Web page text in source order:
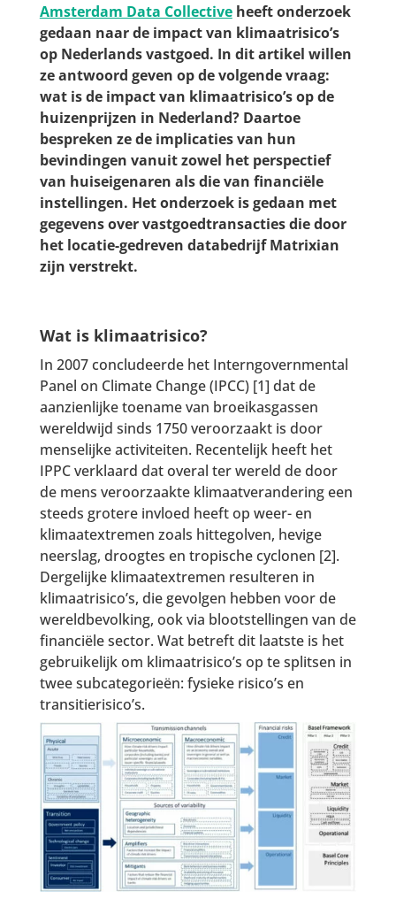
Amsterdam Data Collectiveheeft onderzoek
gedaan naar de impact van klimaatrisico’s
op Nederlands vastgoed. In dit artikel willen
ze antwoord geven op de volgende vraag:
wat is de impact van klimaatrisico’s op de
huizenprijzen in Nederland? Daartoe
bespreken ze de implicaties van hun
bevindingen vanuit zowel het perspectief
van huiseigenaren als die van financiële
instellingen. Het onderzoek is gedaan met
gegevens over vastgoedtransacties die door
het locatie-gedreven databedrijf Matrixian
zijn verstrekt.
Wat is klimaatrisico?
In 2007 concludeerde het Interngovernmental
Panel on Climate Change (IPCC) [1] dat de
aanzienlijke toename van broeikasgassen
wereldwijd sinds 1750 veroorzaakt is door
menselijke activiteiten. Recentelijk heeft het
IPPC verklaard dat overal ter wereld de door
de mens veroorzaakte klimaatverandering een
steeds grotere invloed heeft op weer- en
klimaatextremen zoals hittegolven, hevige
neerslag, droogtes en tropische cyclonen [2].
Dergelijke klimaatextremen resulteren in
klimaatrisico’s, die gevolgen hebben voor de
wereldbevolking, ook via blootstellingen van de
financiële sector. Wat betreft dit laatste is het
gebruikelijk om klimaatrisico’s op te splitsen in
twee subcategorieën: fysieke risico’s en
transitierisico’s.